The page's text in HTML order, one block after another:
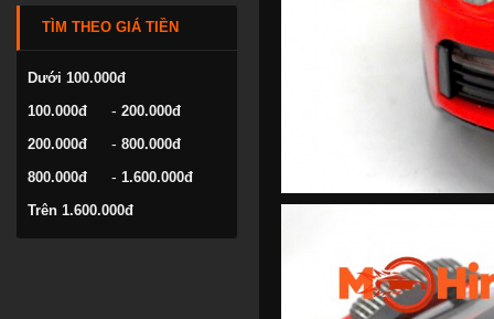
VOLKSWAGEN
TÌM THEO GIÁ TIỀN
Dưới 100.000đ
100.000đ
- 200.000đ
200.000đ
- 800.000đ
800.000đ
- 1.600.000đ
Trên 1.600.000đ